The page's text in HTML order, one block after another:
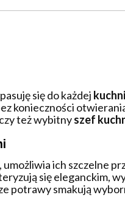
się do każdej kuchni
konieczności
też wybitnyszef
ich szczelne
się eleganckim,
potrawy smakują